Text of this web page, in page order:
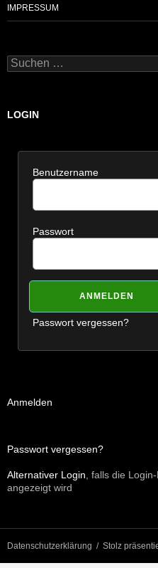
IMPRESSUM
Suchen
nach:
LOGIN
Benutzername
Passwort
Passwort vergessen?
Anmelden
Passwort vergessen?
Alternativer Login , falls die
angezeigt wird
Datenschutzerklärung Stolz